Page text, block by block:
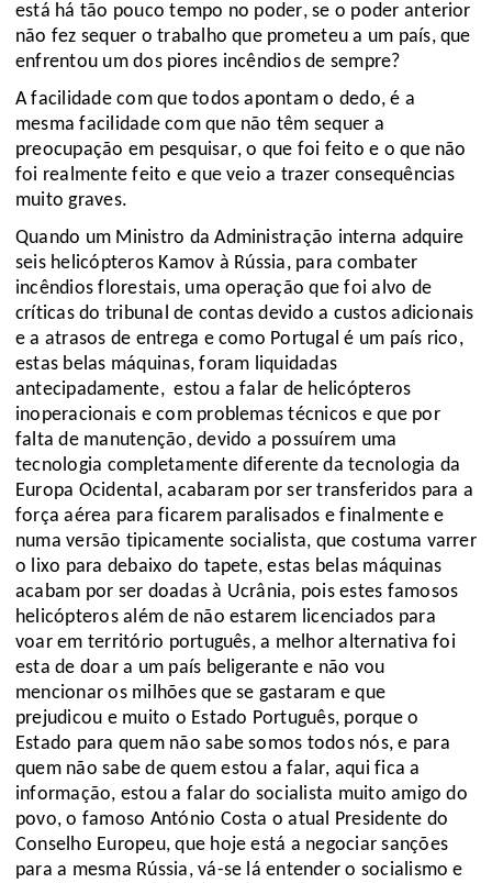
está há tão pouco tempo no poder, se o poder anterior
não fez sequer o trabalho que prometeu a um país, que
enfrentou um dos piores incêndios de sempre?
A facilidade com que todos apontam o dedo, é a
mesma facilidade com que não têm sequer a
preocupação em pesquisar, o que foi feito e o que não
foi realmente feito e que veio a trazer consequências
muito graves.
Quando um Ministro da Administração interna adquire
seis helicópteros Kamov à Rússia, para combater
incêndios florestais, uma operação que foi alvo de
críticas do tribunal de contas devido a custos adicionais
e a atrasos de entrega e como Portugal é um país rico,
estas belas máquinas, foram liquidadas
antecipadamente, estou a falar de helicópteros
inoperacionais e com problemas técnicos e que por
falta de manutenção, devido a possuírem uma
tecnologia completamente diferente da tecnologia da
Europa Ocidental, acabaram por ser transferidos para a
força aérea para ficarem paralisados e finalmente e
numa versão tipicamente socialista, que costuma varrer
o lixo para debaixo do tapete, estas belas máquinas
acabam por ser doadas à Ucrânia, pois estes famosos
helicópteros além de não estarem licenciados para
voar em território português, a melhor alternativa foi
esta de doar a um país beligerante e não vou
mencionar os milhões que se gastaram e que
prejudicou e muito o Estado Português, porque o
Estado para quem não sabe somos todos nós, e para
quem não sabe de quem estou a falar, aqui fica a
informação, estou a falar do socialista muito amigo do
povo, o famoso António Costa o atual Presidente do
Conselho Europeu, que hoje está a negociar sanções
para a mesma Rússia, vá-se lá entender o socialismo e